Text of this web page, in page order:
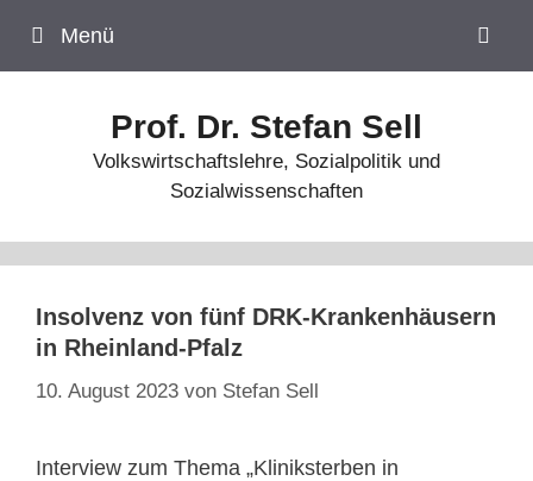
Inhalt
springen
Menü
Prof. Dr. Stefan Sell
Volkswirtschaftslehre, Sozialpolitik und
Sozialwissenschaften
Insolvenz von fünf DRK-Krankenhäusern
in Rheinland-Pfalz
10. August 2023 von Stefan Sell
Interview zum Thema „Kliniksterben in